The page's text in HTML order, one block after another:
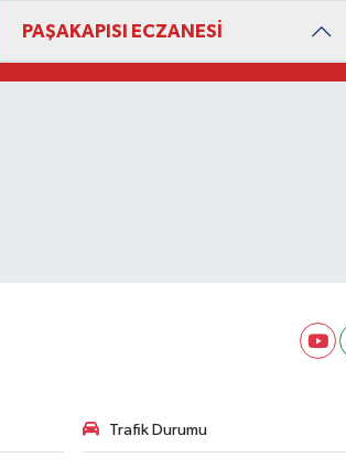
PAŞAKAPISI ECZANESİ
Trafik Durumu